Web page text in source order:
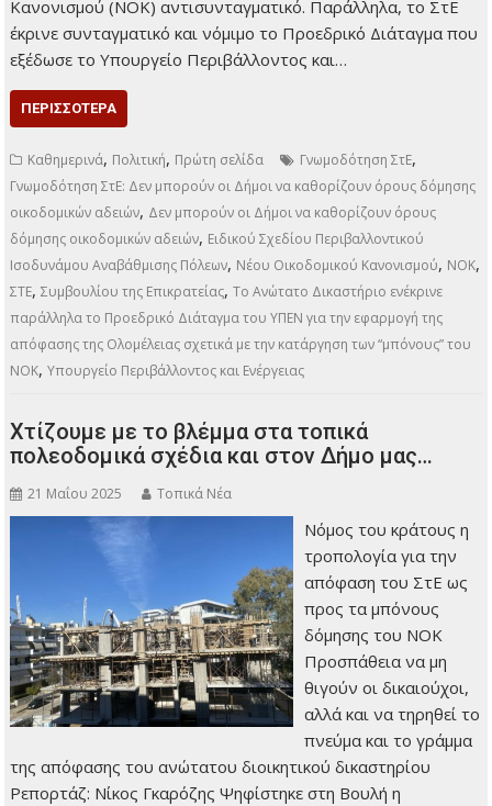
Κανονισμού (ΝΟΚ) αντισυνταγματικό. Παράλληλα, το ΣτΕ
έκρινε συνταγματικό και νόμιμο το Προεδρικό Διάταγμα που
εξέδωσε το Υπουργείο Περιβάλλοντος και…
ΠΕΡΙΣΣΌΤΕΡΑ
Καθημερινά, Πολιτική, Πρώτη σελίδα Γνωμοδότηση ΣτΕ,
Γνωμοδότηση ΣτΕ: Δεν μπορούν οι Δήμοι να καθορίζουν όρους δόμησης
οικοδομικών αδειών, Δεν μπορούν οι Δήμοι να καθορίζουν όρους
δόμησης οικοδομικών αδειών, Ειδικού Σχεδίου Περιβαλλοντικού
Ισοδυνάμου Αναβάθμισης Πόλεων, Νέου Οικοδομικού Κανονισμού, ΝΟΚ,
ΣΤΕ,Συμβουλίου της Επικρατείας,Το Ανώτατο Δικαστήριο ενέκρινε
παράλληλα το Προεδρικό Διάταγμα του ΥΠΕΝ για την εφαρμογή της
απόφασης της Ολομέλειας σχετικά με την κατάργηση των “μπόνους” του
ΝΟΚ,Υπουργείο Περιβάλλοντος και Ενέργειας
Χτίζουμε με το βλέμμα στα τοπικά
πολεοδομικά σχέδια και στον Δήμο μας…
21 Μαΐου 2025 Τοπικά Νέα
Νόμος του κράτους η
τροπολογία για την
απόφαση του ΣτΕ ως
προς τα μπόνους
δόμησης του ΝΟΚ
Προσπάθεια να μη
θιγούν οι δικαιούχοι,
αλλά και να τηρηθεί το
πνεύμα και το γράμμα
της απόφασης του ανώτατου διοικητικού δικαστηρίου
Ρεπορτάζ: Νίκος Γκαρόζης Ψηφίστηκε στη Βουλή η